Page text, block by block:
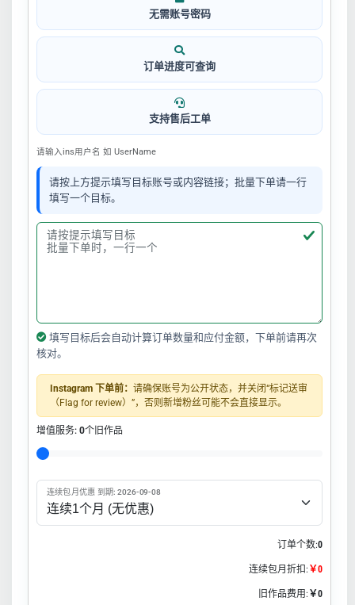
无需账号密码
订单进度可查询
支持售后工单
请输入ins用户名 如 UserName
请按上方提示填写目标账号或内容链接；批量下单请一行
填写一个目标。
填写目标后会自动计算订单数量和应付金额，下单前请再次
核对。
Instagram 下单前： 请确保账号为公开状态，并关闭“标记送审
（Flag for review）”，否则新增粉丝可能不会直接显示。
增值服务: 0个旧作品
连续包月优惠 到期: 2026-09-08
订单个数:0
连续包月折扣: ￥0
旧作品费用: ￥0